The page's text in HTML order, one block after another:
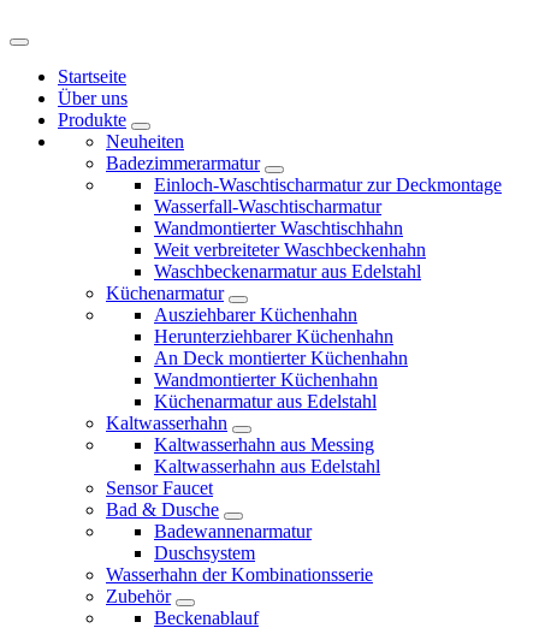
Startseite
Über uns
Produkte
Neuheiten
Badezimmerarmatur
Einloch-Waschtischarmatur zur Deckmontage
Wasserfall-Waschtischarmatur
Wandmontierter Waschtischhahn
Weit verbreiteter Waschbeckenhahn
Waschbeckenarmatur aus Edelstahl
Küchenarmatur
Ausziehbarer Küchenhahn
Herunterziehbarer Küchenhahn
An Deck montierter Küchenhahn
Wandmontierter Küchenhahn
Küchenarmatur aus Edelstahl
Kaltwasserhahn
Kaltwasserhahn aus Messing
Kaltwasserhahn aus Edelstahl
Sensor Faucet
Bad & Dusche
Badewannenarmatur
Duschsystem
Wasserhahn der Kombinationsserie
Zubehör
Beckenablauf